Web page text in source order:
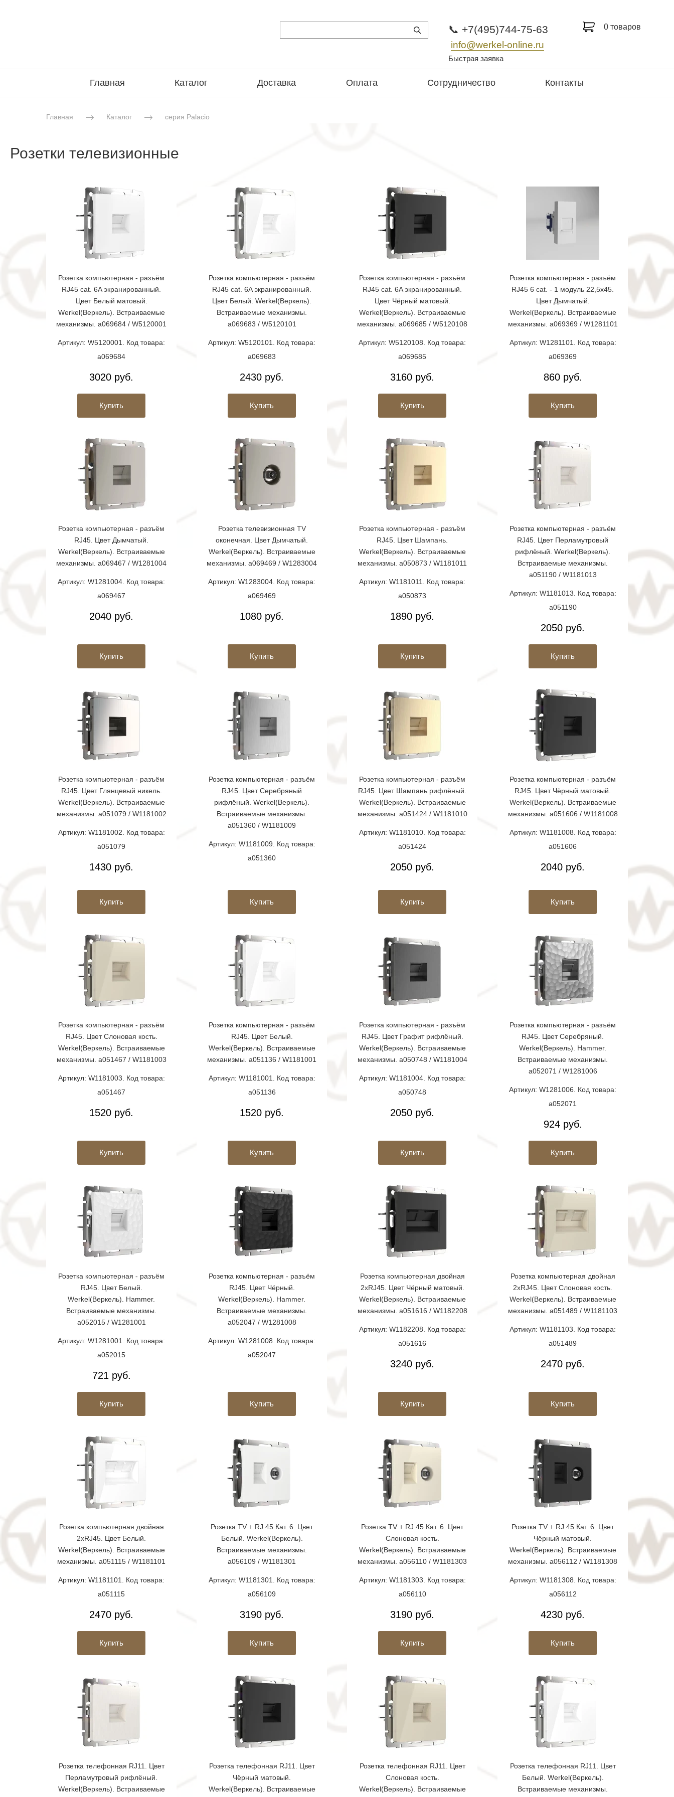
📞 +7(495)744-75-63
info@werkel-online.ru
Быстрая заявка
0 товаров
Главная Каталог Доставка Оплата Сотрудничество Контакты
Главная Каталог серия Palacio
Розетки телевизионные
Розетка компьютерная - разъём
RJ45 cat. 6A экранированный.
Цвет Белый матовый.
Werkel(Веркель). Встраиваемые
механизмы. a069684 / W5120001
Артикул: W5120001. Код товара:
a069684
3020 руб.
Купить
Розетка компьютерная - разъём
RJ45 cat. 6A экранированный.
Цвет Белый. Werkel(Веркель).
Встраиваемые механизмы.
a069683 / W5120101
Артикул: W5120101. Код товара:
a069683
2430 руб.
Купить
Розетка компьютерная - разъём
RJ45 cat. 6A экранированный.
Цвет Чёрный матовый.
Werkel(Веркель). Встраиваемые
механизмы. a069685 / W5120108
Артикул: W5120108. Код товара:
a069685
3160 руб.
Купить
Розетка компьютерная - разъём
RJ45 6 cat. - 1 модуль 22,5х45.
Цвет Дымчатый.
Werkel(Веркель). Встраиваемые
механизмы. a069369 / W1281101
Артикул: W1281101. Код товара:
a069369
860 руб.
Купить
Розетка компьютерная - разъём
RJ45. Цвет Дымчатый.
Werkel(Веркель). Встраиваемые
механизмы. a069467 / W1281004
Артикул: W1281004. Код товара:
a069467
2040 руб.
Купить
Розетка телевизионная TV
оконечная. Цвет Дымчатый.
Werkel(Веркель). Встраиваемые
механизмы. a069469 / W1283004
Артикул: W1283004. Код товара:
a069469
1080 руб.
Купить
Розетка компьютерная - разъём
RJ45. Цвет Шампань.
Werkel(Веркель). Встраиваемые
механизмы. a050873 / W1181011
Артикул: W1181011. Код товара:
a050873
1890 руб.
Купить
Розетка компьютерная - разъём
RJ45. Цвет Перламутровый
рифлёный. Werkel(Веркель).
Встраиваемые механизмы.
a051190 / W1181013
Артикул: W1181013. Код товара:
a051190
2050 руб.
Купить
Розетка компьютерная - разъём
RJ45. Цвет Глянцевый никель.
Werkel(Веркель). Встраиваемые
механизмы. a051079 / W1181002
Артикул: W1181002. Код товара:
a051079
1430 руб.
Купить
Розетка компьютерная - разъём
RJ45. Цвет Серебряный
рифлёный. Werkel(Веркель).
Встраиваемые механизмы.
a051360 / W1181009
Артикул: W1181009. Код товара:
a051360
Купить
Розетка компьютерная - разъём
RJ45. Цвет Шампань рифлёный.
Werkel(Веркель). Встраиваемые
механизмы. a051424 / W1181010
Артикул: W1181010. Код товара:
a051424
2050 руб.
Купить
Розетка компьютерная - разъём
RJ45. Цвет Чёрный матовый.
Werkel(Веркель). Встраиваемые
механизмы. a051606 / W1181008
Артикул: W1181008. Код товара:
a051606
2040 руб.
Купить
Розетка компьютерная - разъём
RJ45. Цвет Слоновая кость.
Werkel(Веркель). Встраиваемые
механизмы. a051467 / W1181003
Артикул: W1181003. Код товара:
a051467
1520 руб.
Купить
Розетка компьютерная - разъём
RJ45. Цвет Белый.
Werkel(Веркель). Встраиваемые
механизмы. a051136 / W1181001
Артикул: W1181001. Код товара:
a051136
1520 руб.
Купить
Розетка компьютерная - разъём
RJ45. Цвет Графит рифлёный.
Werkel(Веркель). Встраиваемые
механизмы. a050748 / W1181004
Артикул: W1181004. Код товара:
a050748
2050 руб.
Купить
Розетка компьютерная - разъём
RJ45. Цвет Серебряный.
Werkel(Веркель). Hammer.
Встраиваемые механизмы.
a052071 / W1281006
Артикул: W1281006. Код товара:
a052071
924 руб.
Купить
Розетка компьютерная - разъём
RJ45. Цвет Белый.
Werkel(Веркель). Hammer.
Встраиваемые механизмы.
a052015 / W1281001
Артикул: W1281001. Код товара:
a052015
721 руб.
Купить
Розетка компьютерная - разъём
RJ45. Цвет Чёрный.
Werkel(Веркель). Hammer.
Встраиваемые механизмы.
a052047 / W1281008
Артикул: W1281008. Код товара:
a052047
Купить
Розетка компьютерная двойная
2хRJ45. Цвет Чёрный матовый.
Werkel(Веркель). Встраиваемые
механизмы. a051616 / W1182208
Артикул: W1182208. Код товара:
a051616
3240 руб.
Купить
Розетка компьютерная двойная
2хRJ45. Цвет Слоновая кость.
Werkel(Веркель). Встраиваемые
механизмы. a051489 / W1181103
Артикул: W1181103. Код товара:
a051489
2470 руб.
Купить
Розетка компьютерная двойная
2хRJ45. Цвет Белый.
Werkel(Веркель). Встраиваемые
механизмы. a051115 / W1181101
Артикул: W1181101. Код товара:
a051115
2470 руб.
Купить
Розетка TV + RJ 45 Кат. 6. Цвет
Белый. Werkel(Веркель).
Встраиваемые механизмы.
a056109 / W1181301
Артикул: W1181301. Код товара:
a056109
3190 руб.
Купить
Розетка TV + RJ 45 Кат. 6. Цвет
Слоновая кость.
Werkel(Веркель). Встраиваемые
механизмы. a056110 / W1181303
Артикул: W1181303. Код товара:
a056110
3190 руб.
Купить
Розетка TV + RJ 45 Кат. 6. Цвет
Чёрный матовый.
Werkel(Веркель). Встраиваемые
механизмы. a056112 / W1181308
Артикул: W1181308. Код товара:
a056112
4230 руб.
Купить
Розетка телефонная RJ11. Цвет
Перламутровый рифлёный.
Werkel(Веркель). Встраиваемые
Розетка телефонная RJ11. Цвет
Чёрный матовый.
Werkel(Веркель). Встраиваемые
Розетка телефонная RJ11. Цвет
Слоновая кость.
Werkel(Веркель). Встраиваемые
Розетка телефонная RJ11. Цвет
Белый. Werkel(Веркель).
Встраиваемые механизмы.